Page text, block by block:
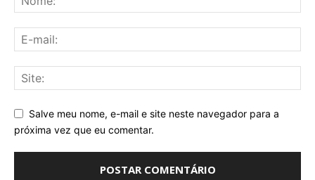
Salve meu nome, e-mail e site neste navegador para a
próxima vez que eu comentar.